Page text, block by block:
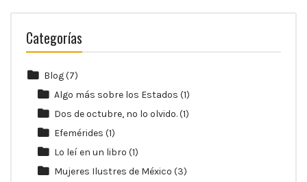
Categorías
Blog(7)
Algo más sobre los Estados (1)
Dos de octubre, no lo olvido.(1)
Efemérides (1)
Lo leí en un libro (1)
Mujeres Ilustres de México (3)